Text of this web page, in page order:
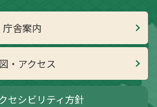
庁舎案内
・アクセス
セシビリティ方針